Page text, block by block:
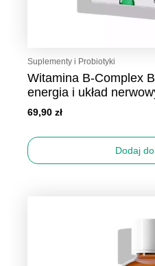
Suplementy i Probiotyki
Witamina B‑Complex
energia i układ
69,90zł
Dodaj